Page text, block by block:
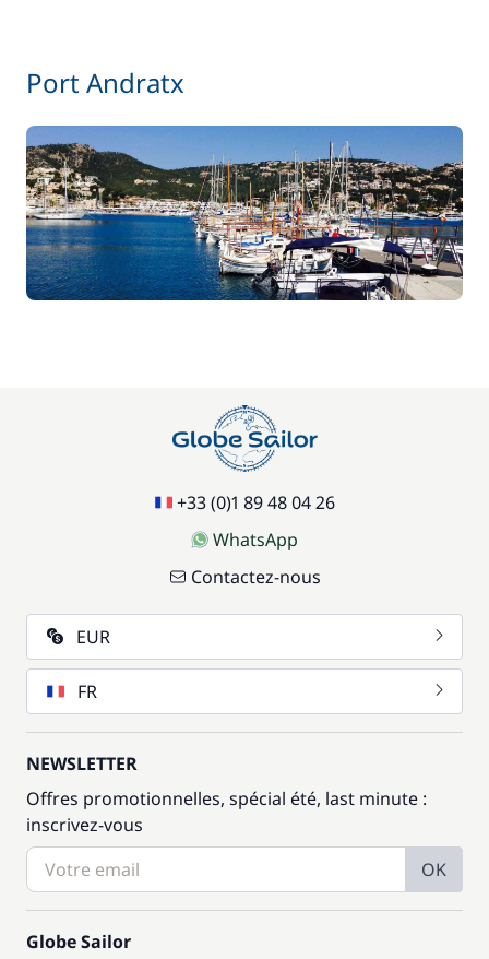
Port Andratx
+33 (0)1 89 48 04 26
WhatsApp
Contactez-nous
EUR
FR
NEWSLETTER
Offres promotionnelles, spécial été, last minute :
inscrivez-vous
OK
Globe Sailor